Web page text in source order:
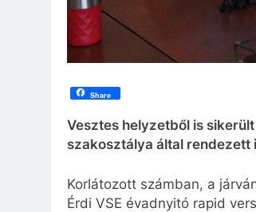
Share
Vesztes helyzetből is
szakosztálya által rendezett
Korlátozott számban, a
Érdi VSE évadnyitó rapid